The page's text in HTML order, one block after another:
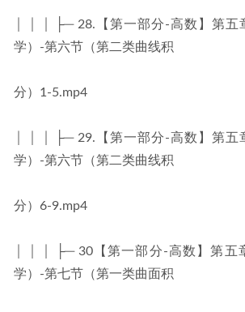
│ │ │ ├─ 28.【第一部分-高数】第五
学）-第六节（第二类曲线积
分）1-5.mp4
│ │ │ ├─ 29.【第一部分-高数】第五
学）-第六节（第二类曲线积
分）6-9.mp4
│ │ │ ├─ 30【第一部分-高数】第五
学）-第七节（第一类曲面积